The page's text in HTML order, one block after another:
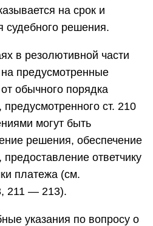
на срок и
судебного решения.
в резолютивной части
предусмотренные
обычного порядка
ст. 210
могут быть
решения, обеспечение
ответчику
платежа (см.
211 — 213).
указания по вопросу о